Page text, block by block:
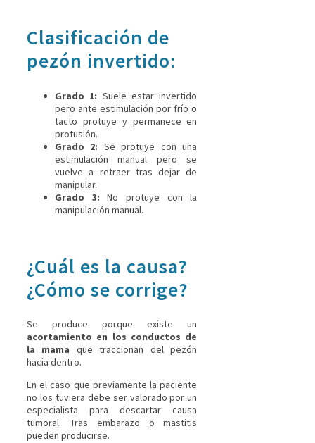
Clasificación de
pezón invertido:
Grado 1: Suele estar invertido
pero ante estimulación por frío o
tacto protuye y permanece en
protusión.
Grado 2: Se protuye con una
estimulación manual pero se
vuelve a retraer tras dejar de
manipular.
Grado 3: No protuye con la
manipulación manual.
¿Cuál es la causa?
¿Cómo se corrige?
Se produce porque existe un
acortamiento en los conductos de
la mama que traccionan del pezón
hacia dentro.
En el caso que previamente la paciente
no los tuviera debe ser valorado por un
especialista para descartar causa
tumoral. Tras embarazo o mastitis
pueden producirse.